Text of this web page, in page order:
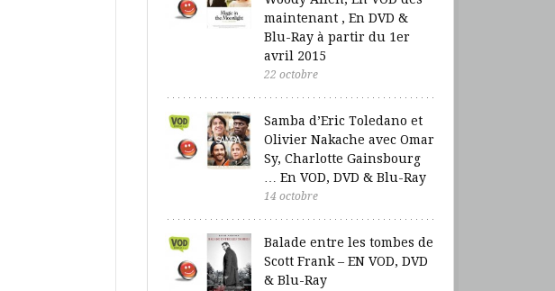
maintenant , En DVD &
Blu-Ray à partir du 1er
avril 2015
22 octobre
Samba d’Eric Toledano et
Olivier Nakache avec Omar
Sy, Charlotte Gainsbourg
… En VOD, DVD & Blu-Ray
14 octobre
Balade entre les tombes de
Scott Frank – EN VOD, DVD
& Blu-Ray